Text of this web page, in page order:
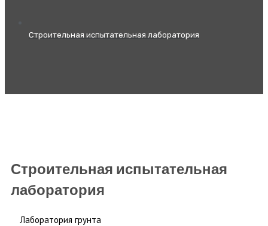
Строительная испытательная лаборатория
Строительная испытательная
лаборатория
Лаборатория грунта